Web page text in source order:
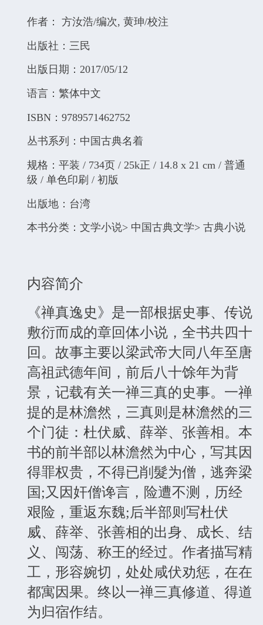
作者： 方汝浩/编次, 黄珅/校注
出版社：三民
出版日期：2017/05/12
语言：繁体中文
ISBN：9789571462752
丛书系列：中国古典名着
规格：平装 / 734页 / 25k正 / 14.8 x 21 cm / 普通
级 / 单色印刷 / 初版
出版地：台湾
本书分类：文学小说> 中国古典文学> 古典小说
内容简介
《禅真逸史》是一部根据史事、传说
敷衍而成的章回体小说，全书共四十
回。故事主要以梁武帝大同八年至唐
高祖武德年间，前后八十馀年为背
景，记载有关一禅三真的史事。一禅
提的是林澹然，三真则是林澹然的三
个门徒：杜伏威、薛举、张善相。本
书的前半部以林澹然为中心，写其因
得罪权贵，不得已削髮为僧，逃奔梁
国;又因奸僧谗言，险遭不测，历经
艰险，重返东魏;后半部则写杜伏
威、薛举、张善相的出身、成长、结
义、闯荡、称王的经过。作者描写精
工，形容婉切，处处咸伏劝惩，在在
都寓因果。终以一禅三真修道、得道
为归宿作结。